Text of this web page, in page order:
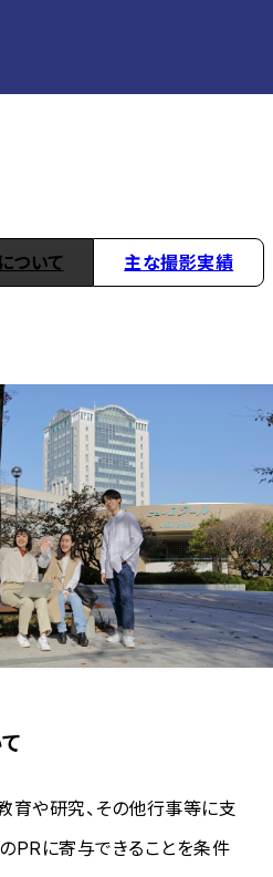
ション撮影
ついて 主な撮影実績
育や研究、その他行事等に支
PRに寄与できることを条件